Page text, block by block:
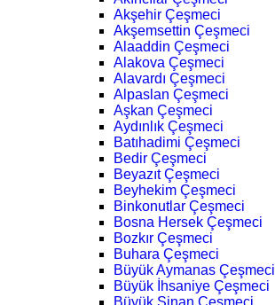
Akşehir Çeşmeci
Akşemsettin Çeşmeci
Alaaddin Çeşmeci
Alakova Çeşmeci
Alavardı Çeşmeci
Alpaslan Çeşmeci
Aşkan Çeşmeci
Aydınlık Çeşmeci
Batıhadimi Çeşmeci
Bedir Çeşmeci
Beyazıt Çeşmeci
Beyhekim Çeşmeci
Binkonutlar Çeşmeci
Bosna Hersek Çeşmeci
Bozkır Çeşmeci
Buhara Çeşmeci
Büyük Aymanas Çeşmeci
Büyük İhsaniye Çeşmeci